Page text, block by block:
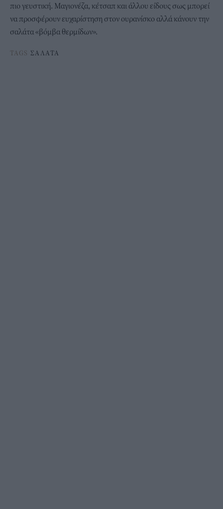
πιο γευστική. Μαγιονέζα, κέτσαπ και άλλου είδους σως μπορεί
να προσφέρουν ευχαρίστηση στον ουρανίσκο αλλά κάνουν την
σαλάτα «βόμβα θερμίδων».
TAGS ΣΑΛΑΤΑ